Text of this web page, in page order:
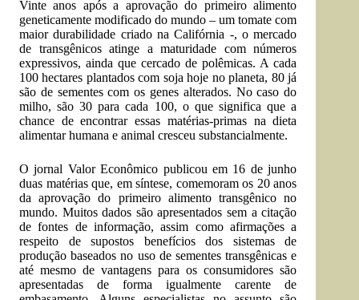
Vinte anos após a aprovação do primeiro alimento
geneticamente modificado do mundo – um tomate com
maior durabilidade criado na Califórnia -, o mercado
de transgênicos atinge a maturidade com números
expressivos, ainda que cercado de polêmicas. A cada
100 hectares plantados com soja hoje no planeta, 80 já
são de sementes com os genes alterados. No caso do
milho, são 30 para cada 100, o que significa que a
chance de encontrar essas matérias-primas na dieta
alimentar humana e animal cresceu substancialmente.
O jornal Valor Econômico publicou em 16 de junho
duas matérias que, em síntese, comemoram os 20 anos
da aprovação do primeiro alimento transgênico no
mundo. Muitos dados são apresentados sem a citação
de fontes de informação, assim como afirmações a
respeito de supostos benefícios dos sistemas de
produção baseados no uso de sementes transgênicas e
até mesmo de vantagens para os consumidores são
apresentadas de forma igualmente carente de